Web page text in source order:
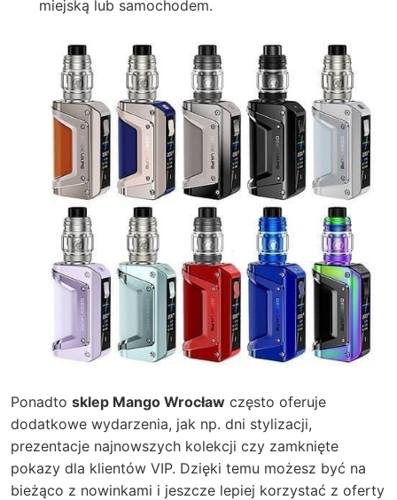
miejską lub samochodem.
Ponadto sklep Mango Wrocław często oferuje
dodatkowe wydarzenia, jak np. dni stylizacji,
prezentacje najnowszych kolekcji czy zamknięte
pokazy dla klientów VIP. Dzięki temu możesz być na
bieżąco z nowinkami i jeszcze lepiej korzystać z oferty